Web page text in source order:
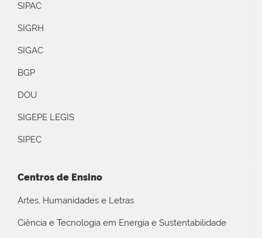
SIPAC
SIGRH
SIGAC
BGP
DOU
SIGEPE LEGIS
SIPEC
Centros de Ensino
Artes, Humanidades e Letras
Ciência e Tecnologia em Energia e Sustentabilidade